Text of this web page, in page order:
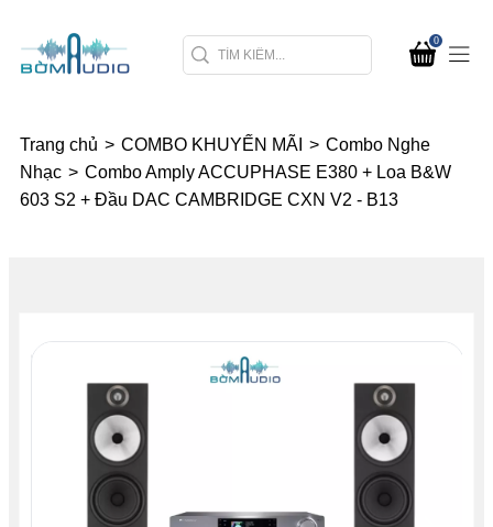
0
Trang chủ > COMBO KHUYẾN MÃI > Combo Nghe
Nhạc > Combo Amply ACCUPHASE E380 + Loa B&W
603 S2 + Đầu DAC CAMBRIDGE CXN V2 - B13